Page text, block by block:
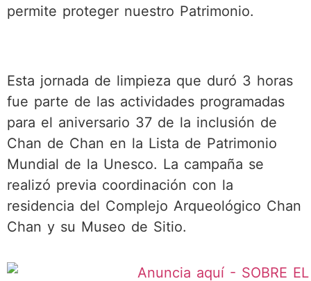
permite proteger nuestro Patrimonio.
Esta jornada de limpieza que duró 3 horas
fue parte de las actividades programadas
para el aniversario 37 de la inclusión de
Chan de Chan en la Lista de Patrimonio
Mundial de la Unesco. La campaña se
realizó previa coordinación con la
residencia del Complejo Arqueológico Chan
Chan y su Museo de Sitio.